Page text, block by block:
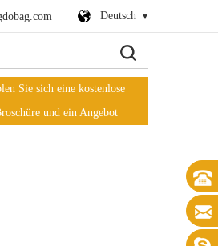
Deutsch
Sie sich eine kostenlose
und ein Angebot